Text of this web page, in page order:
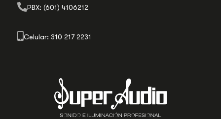
PBX: (601) 4106212
Celular: 310 217 2231